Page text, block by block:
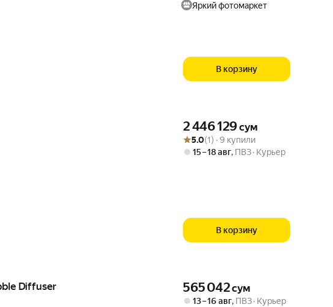
Яркий фотомаркет
В корзину
Цена 2446129 сум вместо
2 446 129сум
Рейтинг товара: 5.0 из 5
Оценок: (1) · 9 купили
5.0(1) · 9 купили
15 – 18 авг, ПВЗ Курьер
В корзину
Diffuser Цена 565042 сум вместо
565 042сум
13 – 16 авг, ПВЗ Курьер